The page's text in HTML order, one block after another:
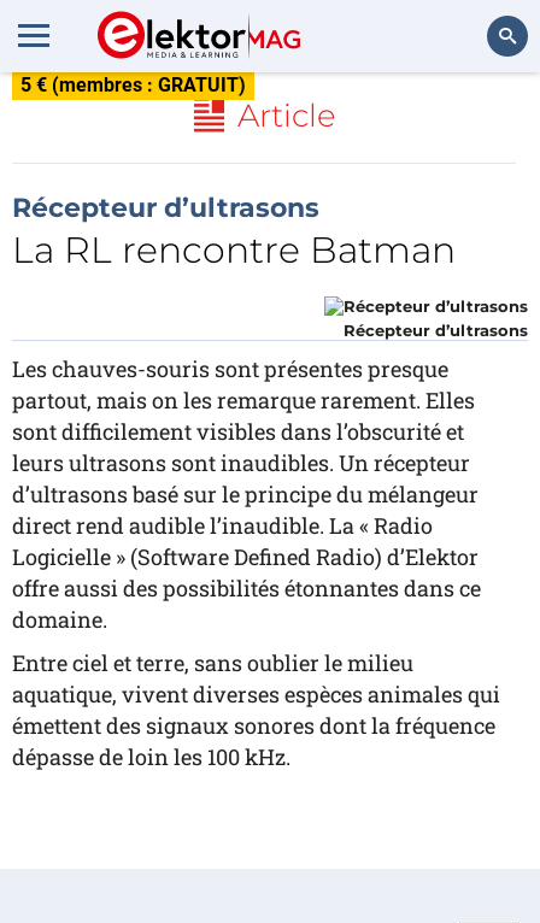
5 € (membres : GRATUIT)
Article
Récepteur d’ultrasons
La RL rencontre Batman
Récepteur d’ultrasons
Les chauves-souris sont présentes presque
partout, mais on les remarque rarement. Elles
sont difficilement visibles dans l’obscurité et
leurs ultrasons sont inaudibles. Un récepteur
d’ultrasons basé sur le principe du mélangeur
direct rend audible l’inaudible. La « Radio
Logicielle » (Software Defined Radio) d’Elektor
offre aussi des possibilités étonnantes dans ce
domaine.
Entre ciel et terre, sans oublier le milieu
aquatique, vivent diverses espèces animales qui
émettent des signaux sonores dont la fréquence
dépasse de loin les 100 kHz.